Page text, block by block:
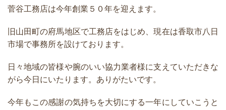
菅谷工務店は今年創業５０年を迎えます。
旧山田町の府馬地区で工務店をはじめ、現在は香取市八日
市場で事務所を設けております。
日々地域の皆様や腕のいい協力業者様に支えていただきな
がら今日にいたります。ありがたいです。
今年もこの感謝の気持ちを大切にする一年にしていこうと